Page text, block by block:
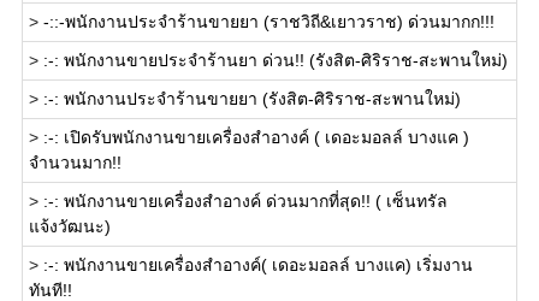
> -::-พนักงานประจำร้านขายยา (ราชวิถี&เยาวราช) ด่วนมากก!!!
> :-: พนักงานขายประจำร้านยา ด่วน!! (รังสิต-ศิริราช-สะพานใหม่)
> :-: พนักงานประจำร้านขายยา (รังสิต-ศิริราช-สะพานใหม่)
> :-: เปิดรับพนักงานขายเครื่องสำอางค์ ( เดอะมอลล์ บางแค )
จำนวนมาก!!
> :-: พนักงานขายเครื่องสำอางค์ ด่วนมากที่สุด!! ( เซ็นทรัล
แจ้งวัฒนะ)
> :-: พนักงานขายเครื่องสำอางค์( เดอะมอลล์ บางแค) เริ่มงาน
ทันที!!